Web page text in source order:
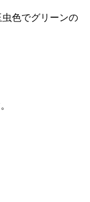
色でグリーンの